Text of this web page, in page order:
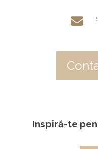
Inspiră-te